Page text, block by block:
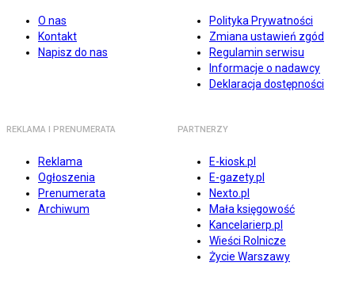
O nas
Kontakt
Napisz do nas
Polityka Prywatności
Zmiana ustawień zgód
Regulamin serwisu
Informacje o nadawcy
Deklaracja dostępności
REKLAMA I PRENUMERATA
Reklama
Ogłoszenia
Prenumerata
Archiwum
PARTNERZY
E-kiosk.pl
E-gazety.pl
Nexto.pl
Mała księgowość
Kancelarierp.pl
Wieści Rolnicze
Życie Warszawy